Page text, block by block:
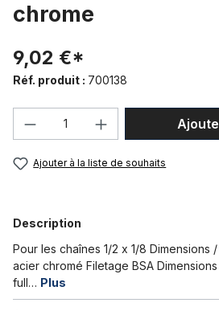
chrome
9,02 €*
Réf. produit : 700138
Quantité de produit :
Ajouter à la liste de souhaits
Description
Pour les chaînes 1/2 x 1/8 Dimensions
acier chromé Filetage BSA Dimensions
full… Plus